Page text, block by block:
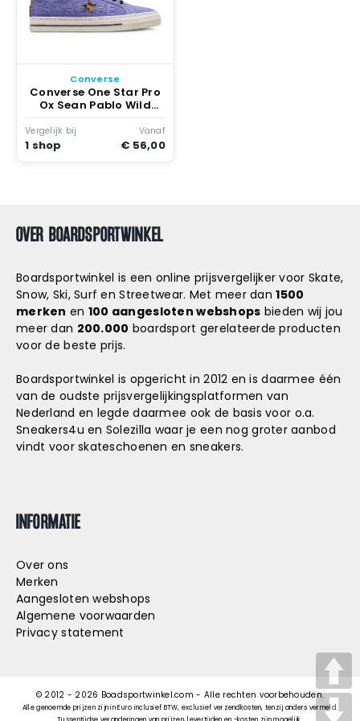
Converse
Converse One Star Pro
Ox Sean Pablo Wild
Lilac Zwart
Vergelijk bij
1 shop
Vanaf
€ 56,00
OVER BOARDSPORTWINKEL
Boardsportwinkel is een online prijsvergelijker voor Skate,
Snow, Ski, Surf en Streetwear. Met meer dan1500
merken en 100 aangesloten webshops bieden wij jou
meer dan 200.000 boardsport gerelateerde producten
voor de beste prijs.
Boardsportwinkel is opgericht in 2012 en is daarmee één
van de oudste prijsvergelijkingsplatformen van
Nederland en legde daarmee ook de basis voor o.a.
Sneakers4u en Solezilla waar je een nog groter aanbod
vindt voor skateschoenen en sneakers.
INFORMATIE
Over ons
Merken
Aangesloten webshops
Algemene voorwaarden
Privacy statement
© 2012 - 2026 Boadsportwinkel.com - Alle rechten voorbehouden.
Alle genoemde prijzen zijn in Euro inclusief BTW, exclusief verzendkosten, tenzij anders vermeld.